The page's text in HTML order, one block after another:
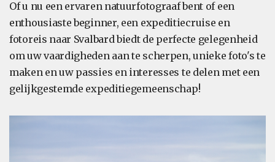
Of u nu een ervaren natuurfotograaf bent of een
enthousiaste beginner, een expeditiecruise en
fotoreis naar Svalbard biedt de perfecte gelegenheid
om uw vaardigheden aan te scherpen, unieke foto's te
maken en uw passies en interesses te delen met een
gelijkgestemde expeditiegemeenschap!